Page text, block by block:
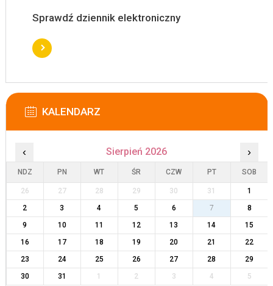
Sprawdź dziennik elektroniczny
KALENDARZ
‹ Sierpień 2026 ›
NDZ PN WT ŚR CZW PT SOB
26 27 28 29 30 31
1
2
3 4 5 6 7
8
9
10 11 12 13 14
15
16
17 18 19 20 21
22
23
24 25 26 27 28
29
30
31 1 2 3 4 5